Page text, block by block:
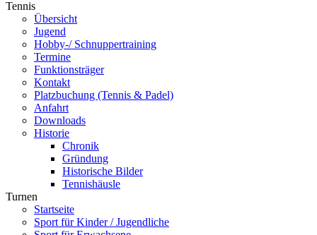
Tennis
Übersicht
Jugend
Hobby-/ Schnuppertraining
Termine
Funktionsträger
Kontakt
Platzbuchung (Tennis & Padel)
Anfahrt
Downloads
Historie
Chronik
Gründung
Historische Bilder
Tennishäusle
Turnen
Startseite
Sport für Kinder / Jugendliche